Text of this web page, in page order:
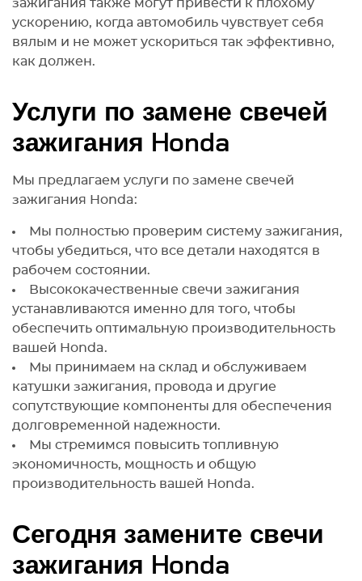
зажигания также могут привести к плохому
ускорению, когда автомобиль чувствует себя
вялым и не может ускориться так эффективно,
как должен.
Услуги по замене свечей
зажигания Honda
Мы предлагаем услуги по замене свечей
зажигания Honda:
Мы полностью проверим систему зажигания,
чтобы убедиться, что все детали находятся в
рабочем состоянии.
Высококачественные свечи зажигания
устанавливаются именно для того, чтобы
обеспечить оптимальную производительность
вашей Honda.
Мы принимаем на склад и обслуживаем
катушки зажигания, провода и другие
сопутствующие компоненты для обеспечения
долговременной надежности.
Мы стремимся повысить топливную
экономичность, мощность и общую
производительность вашей Honda.
Сегодня замените свечи
зажигания Honda